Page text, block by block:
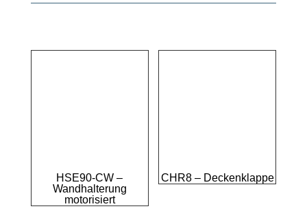
HSE90-CW –
Wandhalterung
motorisiert
CHR8 – Deckenklappe